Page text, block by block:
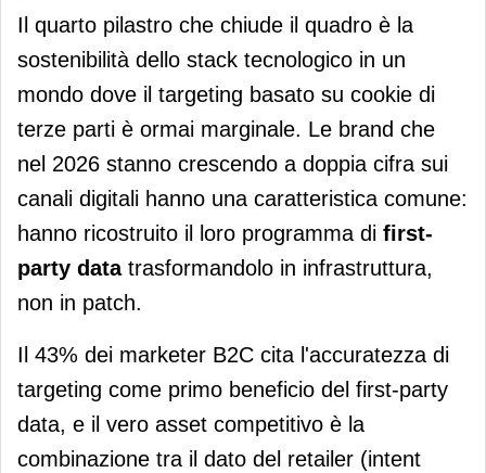
Il quarto pilastro che chiude il quadro è la
sostenibilità dello stack tecnologico in un
mondo dove il targeting basato su cookie di
terze parti è ormai marginale. Le brand che
nel 2026 stanno crescendo a doppia cifra sui
canali digitali hanno una caratteristica comune:
hanno ricostruito il loro programma di first-
party datatrasformandolo in infrastruttura,
non in patch.
Il 43% dei marketer B2C cita l'accuratezza di
targeting come primo beneficio del first-party
data, e il vero asset competitivo è la
combinazione tra il dato del retailer (intent